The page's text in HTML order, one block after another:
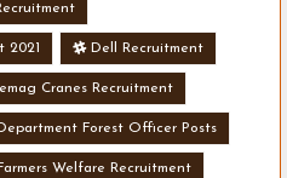
2021 Dell Recruitment
Cranes Recruitment
Forest Officer Posts
Welfare Recruitment